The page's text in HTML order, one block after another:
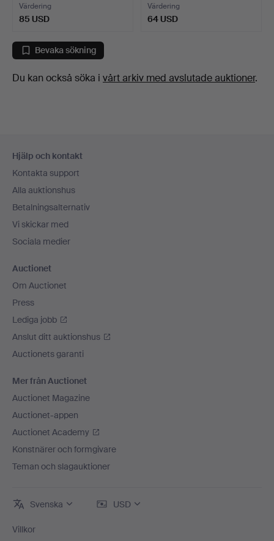
Värdering
85 USD
Värdering
64 USD
Bevaka sökning
Du kan också söka i vårt arkiv med avslutade auktioner.
Hjälp och kontakt
Kontakta support
Alla auktionshus
Betalningsalternativ
Vi skickar med
Sociala medier
Auctionet
Om Auctionet
Press
Lediga jobb
Anslut ditt auktionshus
Auctionets garanti
Mer från Auctionet
Auctionet Magazine
Auctionet-appen
Auctionet Academy
Konstnärer och formgivare
Teman och slagauktioner
Svenska USD
Villkor